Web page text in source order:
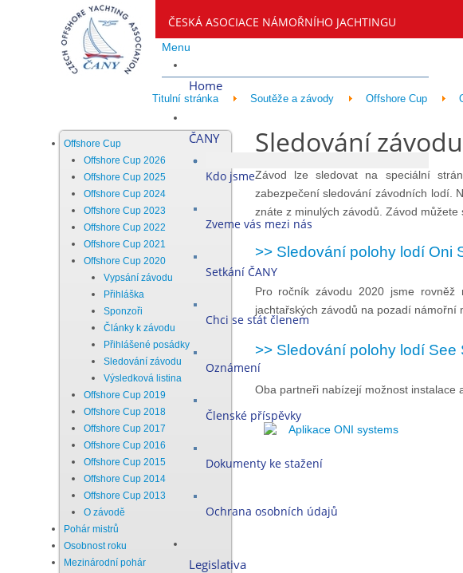
ČESKÁ ASOCIACE NÁMOŘNÍHO JACHTINGU
Menu
Home
ČANY
Kdo jsme
Zveme vás mezi nás
Setkání ČANY
Chci se stát členem
Oznámení
Členské příspěvky
Dokumenty ke stažení
Ochrana osobních údajů
Legislativa
Titulní stránka Soutěže a závody Offshore Cup
Offshore Cup
Offshore Cup 2026
Offshore Cup 2025
Offshore Cup 2024
Offshore Cup 2023
Offshore Cup 2022
Offshore Cup 2021
Offshore Cup 2020
Vypsání závodu
Přihláška
Sponzoři
Články k závodu
Přihlášené posádky
Sledování závodu
Výsledková listina
Offshore Cup 2019
Offshore Cup 2018
Offshore Cup 2017
Offshore Cup 2016
Offshore Cup 2015
Offshore Cup 2014
Offshore Cup 2013
O závodě
Pohár mistrů
Osobnost roku
Mezinárodní pohár
Sledování
Závod lze sledovat na speciální
zabezpečení sledování závodních lodí.
znáte z minulých závodů. Závod můžete
>> Sledování polohy lodí Oni
Pro ročník závodu 2020 jsme rovněž
jachtařských závodů na pozadí námořní
>> Sledování polohy lodí See
Oba partneři nabízejí možnost instalace
Aplikace ONI systems